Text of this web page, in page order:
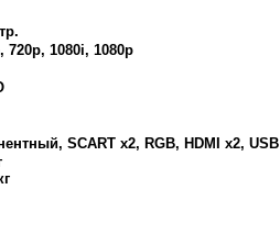
720p, 1080i, 1080p
SCART x2, RGB, HDMI x2, USB